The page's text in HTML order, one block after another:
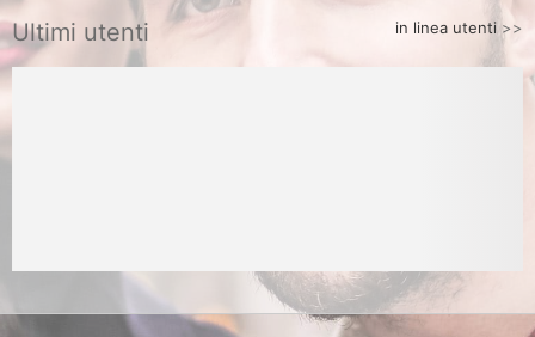
Ultimi utenti in linea utenti >>